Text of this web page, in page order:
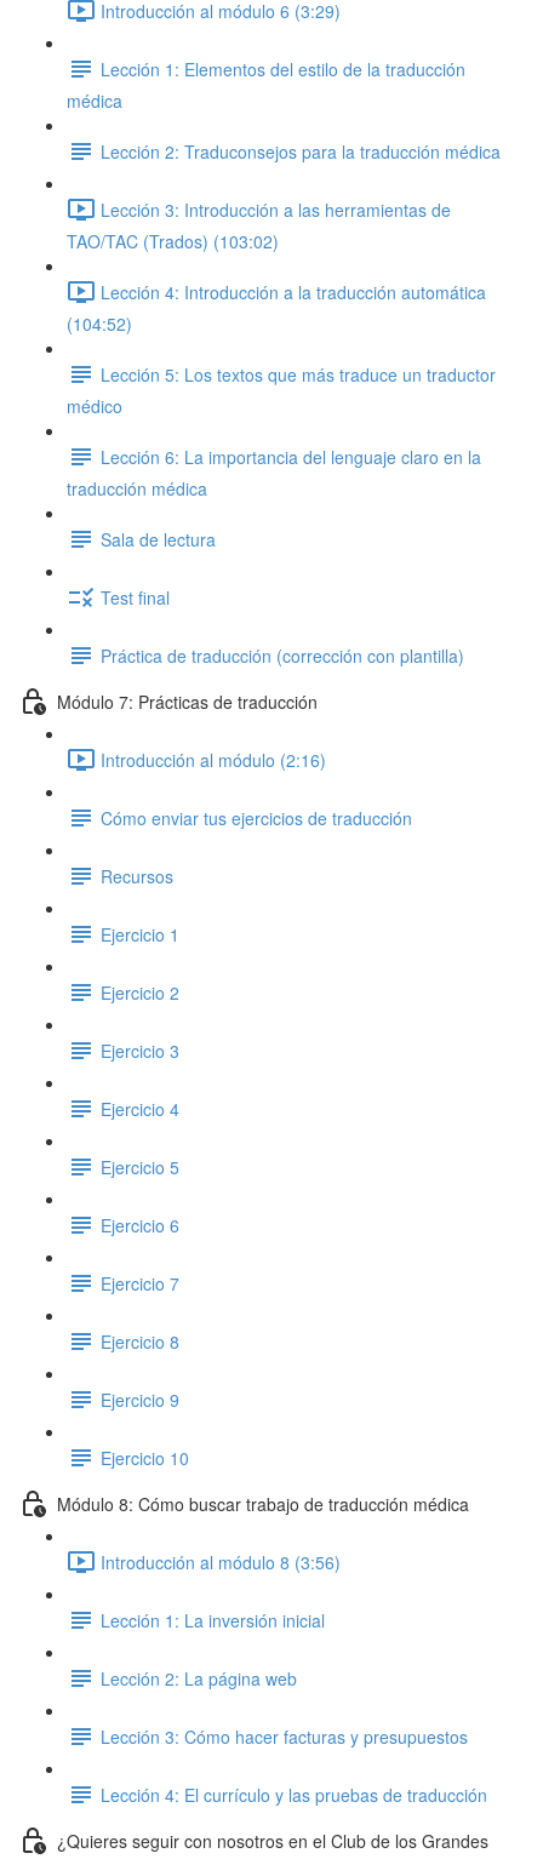
Introducción al módulo 6 (3:29)
Lección 1: Elementos del estilo de la traducción
médica
Lección 2: Traduconsejos para la traducción médica
Lección 3: Introducción a las herramientas de
TAO/TAC (Trados) (103:02)
Lección 4: Introducción a la traducción automática
(104:52)
Lección 5: Los textos que más traduce un traductor
médico
Lección 6: La importancia del lenguaje claro en la
traducción médica
Sala de lectura
Test final
Práctica de traducción (corrección con plantilla)
Módulo 7: Prácticas de traducción
Introducción al módulo (2:16)
Cómo enviar tus ejercicios de traducción
Recursos
Ejercicio 1
Ejercicio 2
Ejercicio 3
Ejercicio 4
Ejercicio 5
Ejercicio 6
Ejercicio 7
Ejercicio 8
Ejercicio 9
Ejercicio 10
Módulo 8: Cómo buscar trabajo de traducción médica
Introducción al módulo 8 (3:56)
Lección 1: La inversión inicial
Lección 2: La página web
Lección 3: Cómo hacer facturas y presupuestos
Lección 4: El currículo y las pruebas de traducción
¿Quieres seguir con nosotros en el Club de los Grandes